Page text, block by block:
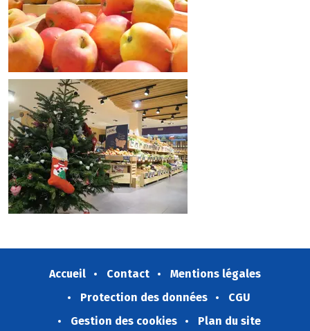
Accueil Contact
Mentions légales
Protection des données
CGU
Gestion des cookies
Plan du site